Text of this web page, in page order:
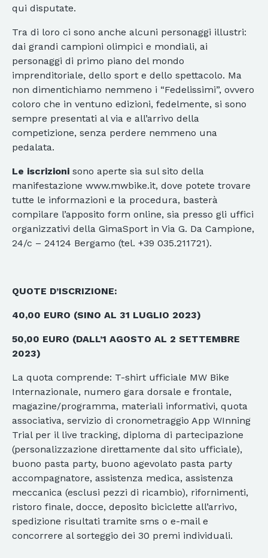
qui disputate.
Tra di loro ci sono anche alcuni personaggi illustri:
dai grandi campioni olimpici e mondiali, ai
personaggi di primo piano del mondo
imprenditoriale, dello sport e dello spettacolo. Ma
non dimentichiamo nemmeno i “Fedelissimi”, ovvero
coloro che in ventuno edizioni, fedelmente, si sono
sempre presentati al via e all’arrivo della
competizione, senza perdere nemmeno una
pedalata.
Le iscrizioni sono aperte sia sul sito della
manifestazione www.mwbike.it, dove potete trovare
tutte le informazioni e la procedura, basterà
compilare l’apposito form online, sia presso gli uffici
organizzativi della GimaSport in Via G. Da Campione,
24/c – 24124 Bergamo (tel. +39 035.211721).
QUOTE D’ISCRIZIONE:
40,00 EURO (SINO AL 31 LUGLIO 2023)
50,00 EURO (DALL’1 AGOSTO AL 2 SETTEMBRE
2023)
La quota comprende: T-shirt ufficiale MW Bike
Internazionale, numero gara dorsale e frontale,
magazine/programma, materiali informativi, quota
associativa, servizio di cronometraggio App WInning
Trial per il live tracking, diploma di partecipazione
(personalizzazione direttamente dal sito ufficiale),
buono pasta party, buono agevolato pasta party
accompagnatore, assistenza medica, assistenza
meccanica (esclusi pezzi di ricambio), rifornimenti,
ristoro finale, docce, deposito biciclette all’arrivo,
spedizione risultati tramite sms o e-mail e
concorrere al sorteggio dei 30 premi individuali.